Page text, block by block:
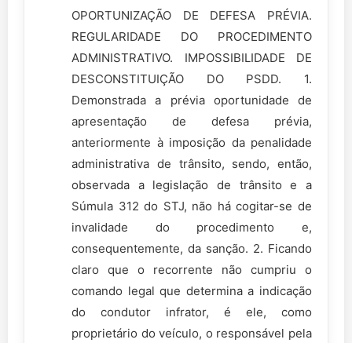
OPORTUNIZAÇÃO DE DEFESA PRÉVIA.
REGULARIDADE DO PROCEDIMENTO
ADMINISTRATIVO. IMPOSSIBILIDADE DE
DESCONSTITUIÇÃO DO PSDD. 1.
Demonstrada a prévia oportunidade de
apresentação de defesa prévia,
anteriormente à imposição da penalidade
administrativa de trânsito, sendo, então,
observada a legislação de trânsito e a
Súmula 312 do STJ, não há cogitar-se de
invalidade do procedimento e,
consequentemente, da sanção. 2. Ficando
claro que o recorrente não cumpriu o
comando legal que determina a indicação
do condutor infrator, é ele, como
proprietário do veículo, o responsável pela